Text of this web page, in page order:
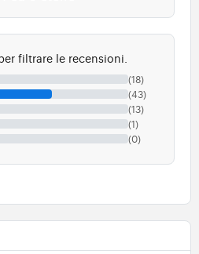
filtrare le recensioni.
(18)
(43)
(13)
(1)
(0)